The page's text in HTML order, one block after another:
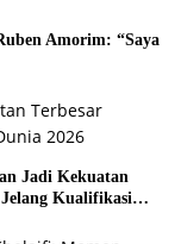
Amorim: “Saya
Jadi Kekuatan
Jelang Kualifikasi